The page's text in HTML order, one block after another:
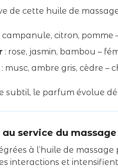
de cette huile de
campanule, citron, pomme
: rose, jasmin, bambou –
: musc, ambre gris, cèdre –
subtil, le parfum évolue
au service du
à l’huile de
interactions et